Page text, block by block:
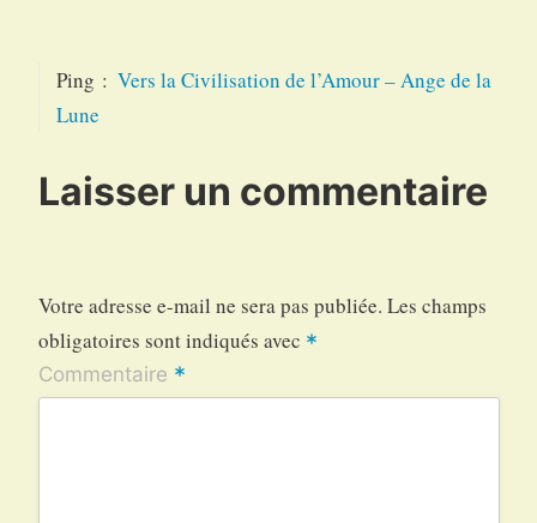
Ping : Vers la Civilisation de l’Amour – Ange de la
Lune
Laisser un commentaire
Votre adresse e-mail ne sera pas publiée. Les champs
obligatoires sont indiqués avec *
Commentaire *